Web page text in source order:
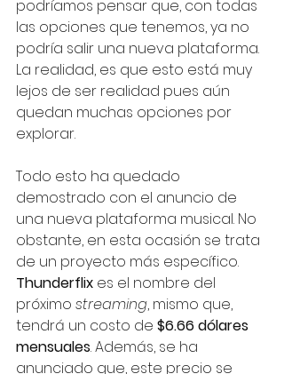
podríamos pensar que, con todas
las opciones que tenemos, ya no
podría salir una nueva plataforma.
La realidad, es que esto está muy
lejos de ser realidad pues aún
quedan muchas opciones por
explorar.
Todo esto ha quedado
demostrado con el anuncio de
una nueva plataforma musical. No
obstante, en esta ocasión se trata
de un proyecto más específico.
Thunderflix es el nombre del
próximo streaming, mismo que,
tendrá un costo de $6.66 dólares
mensuales. Además, se ha
anunciado que, este precio se